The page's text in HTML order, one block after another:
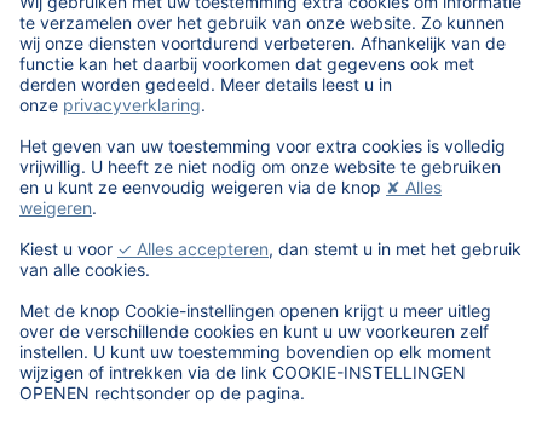
downloaden en te starten: